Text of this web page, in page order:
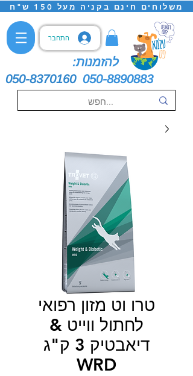
משלוחים חינם בקניה מעל 150 ש"ח
התחבר
להזמנות:
050-8370160 050-8890883
טרו וט מזון רפואי
לחתול ווייט &
דיאבטיק 3 ק"ג
WRD